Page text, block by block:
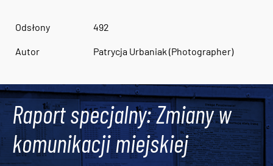
Odsłony 492
Autor Patrycja Urbaniak (Photographer)
Raport specjalny: Zmiany w
komunikacji miejskiej